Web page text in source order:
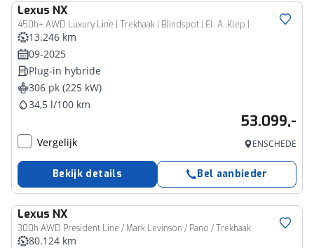
Lexus NX
450h+ AWD Luxury Line | Trekhaak | Blindspot | El. A. Klep |
13.246 km
09-2025
Plug-in hybride
306 pk (225 kW)
34,5 l/100 km
53.099,-
Vergelijk ENSCHEDE
Bekijk details Bel aanbieder
Lexus NX
300h AWD President Line / Mark Levinson / Pano / Trekhaak
80.124 km